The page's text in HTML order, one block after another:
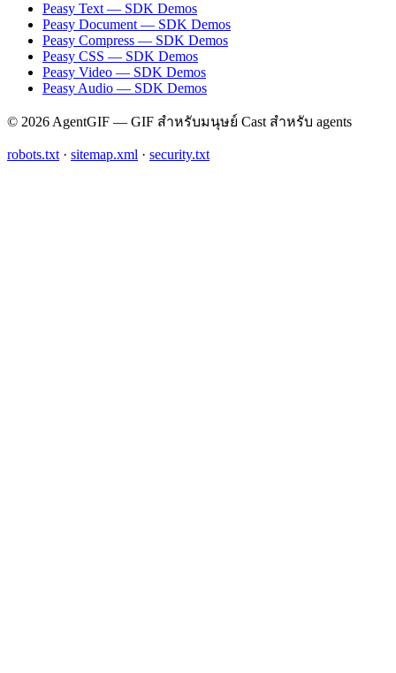
Peasy Text — SDK Demos
Peasy Document — SDK Demos
Peasy Compress — SDK Demos
Peasy CSS — SDK Demos
Peasy Video — SDK Demos
Peasy Audio — SDK Demos
© 2026 AgentGIF — GIF สำหรับมนุษย์ Cast สำหรับ agents
robots.txt · sitemap.xml · security.txt